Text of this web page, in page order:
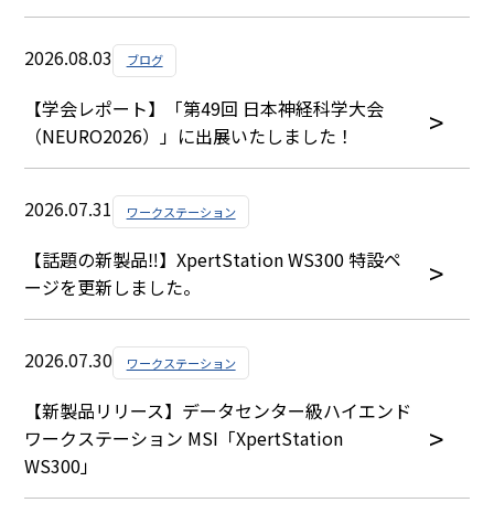
2026.08.03 ブログ
【学会レポート】「第49回 日本神経科学大会
（NEURO2026）」に出展いたしました！
2026.07.31 ワークステーション
【話題の新製品‼】XpertStation WS300 特設ペ
ージを更新しました。
2026.07.30 ワークステーション
【新製品リリース】データセンター級ハイエンド
ワークステーション MSI「XpertStation
WS300」